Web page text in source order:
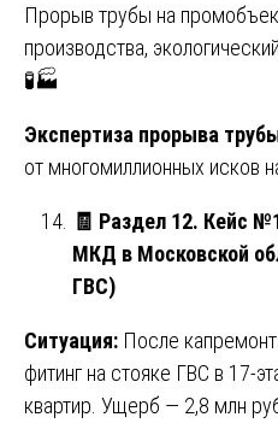
Прорыв трубы на
производства,
🧪🏭
Экспертиза прорыва
от многомиллионных исков
🧾 Раздел 12. Кейс
МКД в Московской
ГВС)
Ситуация: После
фитинг на стояке ГВС в 17-
квартир. Ущерб — 2,8 млн